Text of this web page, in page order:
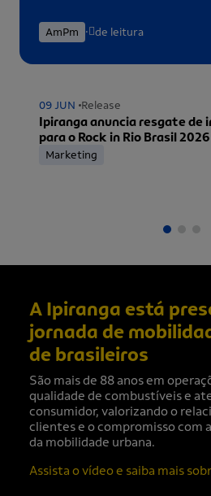
AmPm . de leitura
09 JUN Release
Ipiranga anuncia resgate de
para o Rock in Rio Brasil
Marketing
A Ipiranga está
jornada de
de brasileiros
São mais de 88 anos em
qualidade de combustíveis e
consumidor, valorizando o
clientes e o compromisso com
da mobilidade urbana.
Assista o vídeo e saiba mais